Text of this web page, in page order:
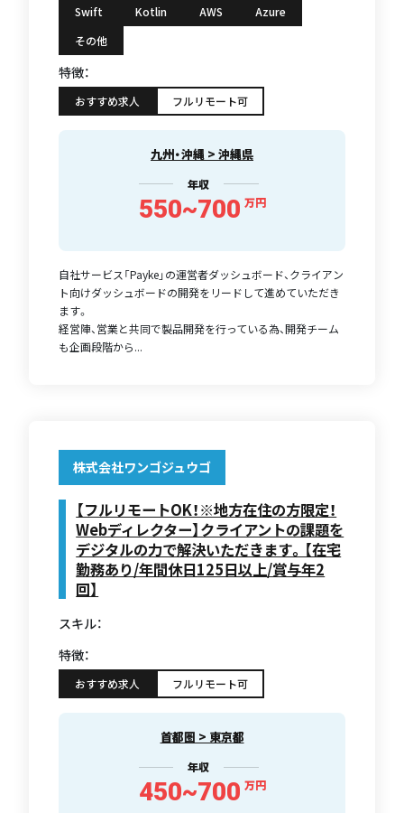
Swift
Kotlin AWS
Azure
その他
特徴：
おすすめ求人 フルリモート可
九州・沖縄 > 沖縄県
年収
550~700 万円
自社サービス「Payke」の運営者ダッシュボード、クライアン
ト向けダッシュボードの開発をリードして進めていただき
ます。
経営陣、営業と共同で製品開発を行っている為、開発チーム
も企画段階から...
株式会社ワンゴジュウゴ
【フルリモートOK！※地方在住の方限定！
Webディレクター】クライアントの課題を
デジタルの力で解決いただきます。【在宅
勤務あり/年間休日125日以上/賞与年2
回】
スキル：
特徴：
おすすめ求人 フルリモート可
首都圏 > 東京都
年収
450~700 万円